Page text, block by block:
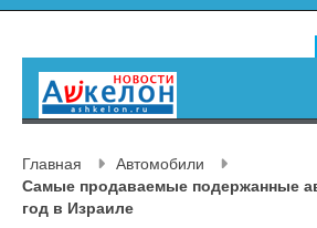
Главная
Автомобили
Самые продаваемые подержанные
год в Израиле